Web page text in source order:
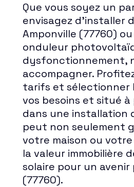
Que vous soyez un
envisagez d'installer
Amponville (77760)
onduleur
dysfonctionnement,
accompagner.
tarifs et sélectionner
vos besoins et situé
dans une installation
peut non seulement
votre maison ou
la valeur immobilière
solaire pour un
(77760).